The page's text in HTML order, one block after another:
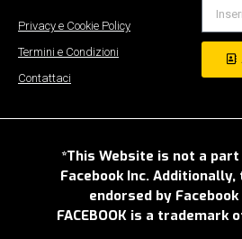
Privacy e Cookie Policy
Termini e Condizioni
Contattaci
*This Website is not a
Facebook Inc.
endorsed by
FACEBOOK is a trademark